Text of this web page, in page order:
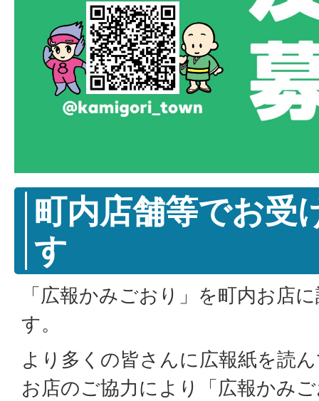
町内店舗等でお受
す
「広報かみごおり」を町内お店
す。
より多くの皆さんに広報紙を読
お店のご協力により「広報かみ